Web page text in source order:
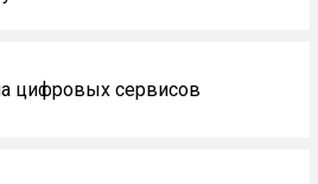
цифровых сервисов